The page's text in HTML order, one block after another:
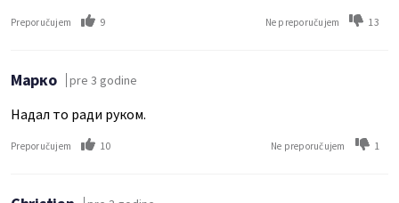
Preporučujem 9 Ne preporučujem 13
Марко pre 3 godine
Надал то ради руком.
Preporučujem 10 Ne preporučujem 1